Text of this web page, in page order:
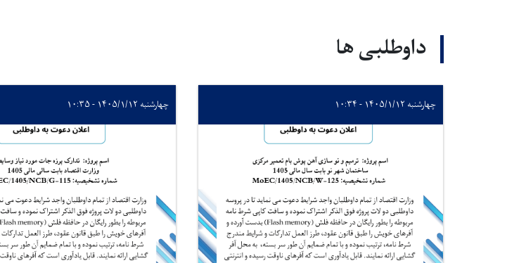
داوطلبی ها
چهارشنبه ۱۴۰۵/۱/۱۲ - ۱۰:۳۴ چهارشنبه ۱۴۰۵/۱/۱۲ - ۱۰:۳۵